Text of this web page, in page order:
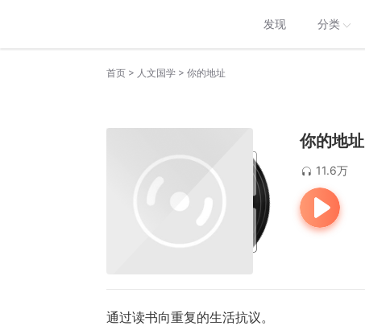
发现 分类
首页 > 人文国学 > 你的地址
你的地址
11.6万
通过读书向重复的生活抗议。